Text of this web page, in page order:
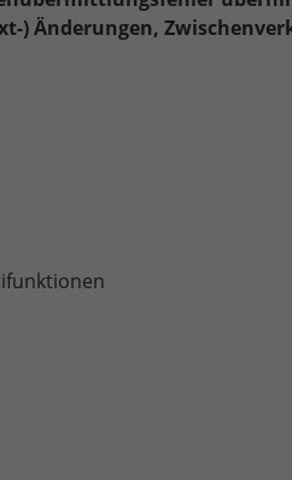
) Änderungen,